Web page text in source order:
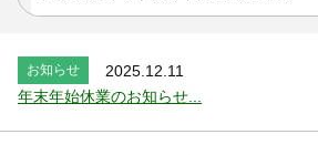
お知らせ
2026.7.24
お知らせ
2025.12.11
年末年始休業のお知らせ...